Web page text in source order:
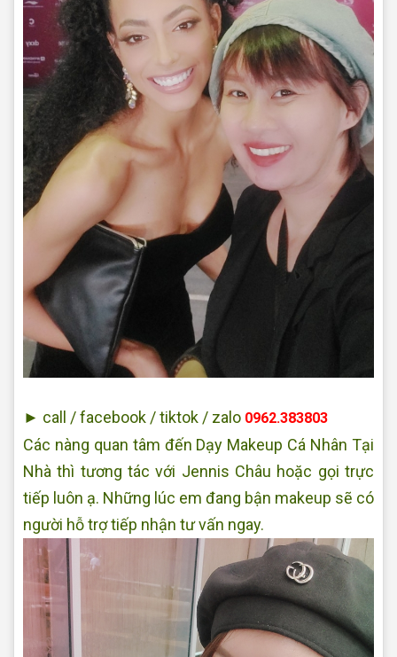
► call / facebook / tiktok / zalo 0962.383803
Các nàng quan tâm đến Dạy Makeup Cá Nhân Tại
Nhà thì tương tác với Jennis Châu hoặc gọi trực
tiếp luôn ạ. Những lúc em đang bận makeup sẽ có
người hỗ trợ tiếp nhận tư vấn ngay.